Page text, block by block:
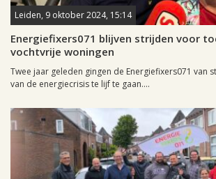
Leiden, 9 oktober 2024, 15:14
Energiefixers071 blijven strijden voor
vochtvrije woningen
Twee jaar geleden gingen de Energiefixers071 van
van de energiecrisis te lijf te gaan....